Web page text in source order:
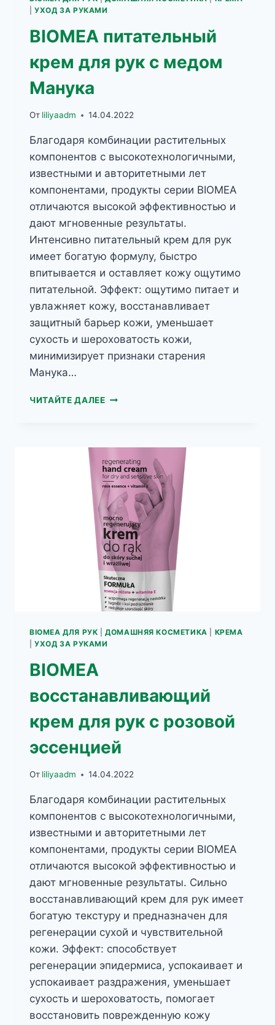
|УХОД ЗА РУКАМИ
BIOMEA питательный
крем для рук с медом
Манука
От liliyaadm 14.04.2022
Благодаря комбинации растительных
компонентов с высокотехнологичными,
известными и авторитетными лет
компонентами, продукты серии BIOMEA
отличаются высокой эффективностью и
дают мгновенные результаты.
Интенсивно питательный крем для рук
имеет богатую формулу, быстро
впитывается и оставляет кожу ощутимо
питательной. Эффект: ощутимо питает и
увлажняет кожу, восстанавливает
защитный барьер кожи, уменьшает
сухость и шероховатость кожи,
минимизирует признаки старения
Манука…
ЧИТАЙТЕ ДАЛЕЕBIOMEA
РУК
С
МЕДОМ
МАНУКА
BIOMEA ДЛЯ РУК |ДОМАШНЯЯ КОСМЕТИКА
КРЕМА
|УХОД ЗА РУКАМИ
BIOMEA
восстанавливающий
крем для рук с розовой
эссенцией
От liliyaadm 14.04.2022
Благодаря комбинации растительных
компонентов с высокотехнологичными,
известными и авторитетными лет
компонентами, продукты серии BIOMEA
отличаются высокой эффективностью и
дают мгновенные результаты. Сильно
восстанавливающий крем для рук имеет
богатую текстуру и предназначен для
регенерации сухой и чувствительной
кожи. Эффект: способствует
регенерации эпидермиса, успокаивает и
успокаивает раздражения, уменьшает
сухость и шероховатость, помогает
восстановить поврежденную кожу